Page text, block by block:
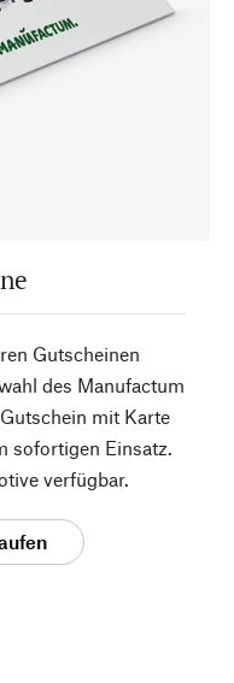
Gutscheinen
des Manufactum
mit Karte
sofortigen Einsatz.
verfügbar.